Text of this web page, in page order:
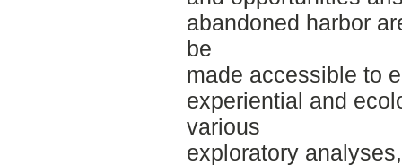
abandoned harbor
be
made accessible to
experiential and
various
exploratory